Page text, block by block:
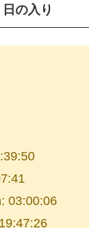
日の入り
03:00:06